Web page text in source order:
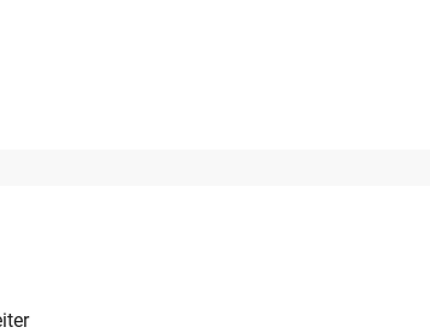
erörtern.